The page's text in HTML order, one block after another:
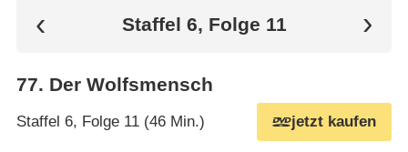
Staffel 6, Folge 11
77. Der Wolfsmensch
Staffel 6, Folge 11 (46 Min.) jetzt kaufen